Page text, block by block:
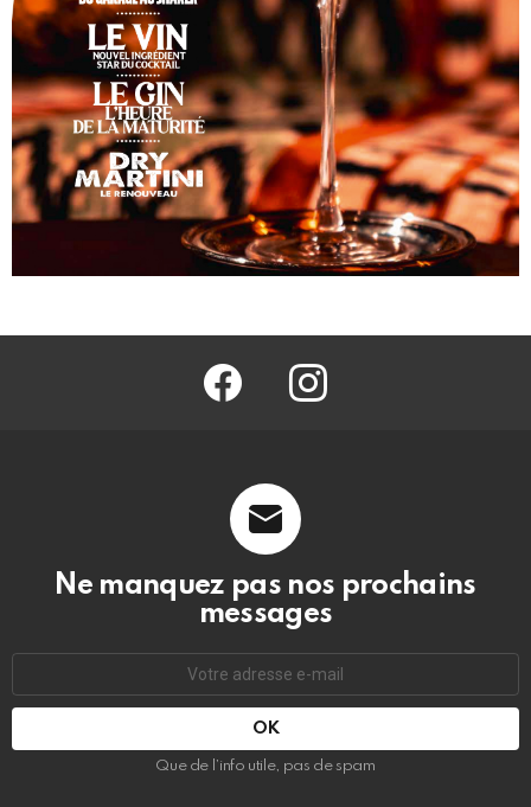
facebook @barmag.fr
Ne manquez pas nos prochains
messages
mail
Que de l’info utile, pas de spam